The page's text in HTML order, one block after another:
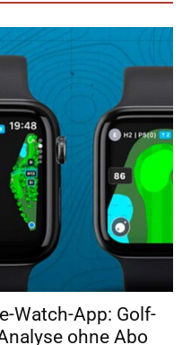
Watch-App: Golf-
ohne Abo